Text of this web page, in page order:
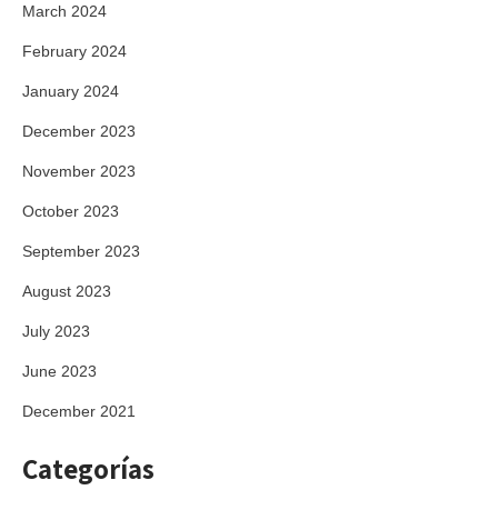
March 2024
February 2024
January 2024
December 2023
November 2023
October 2023
September 2023
August 2023
July 2023
June 2023
December 2021
Categorías